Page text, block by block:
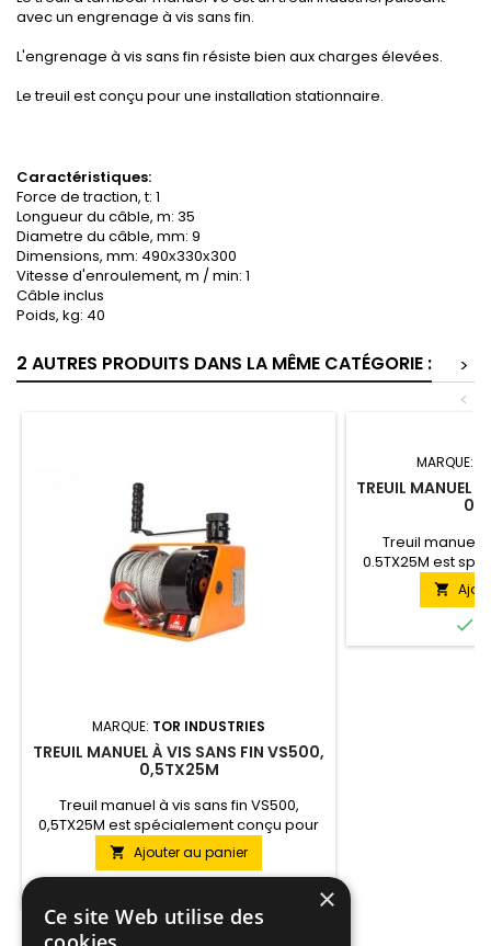
avec un engrenage à vis sans fin.
L'engrenage à vis sans fin résiste bien aux charges élevées.
Le treuil est conçu pour une installation stationnaire.
Caractéristiques:
Force de traction, t: 1
Longueur du câble, m: 35
Diametre du câble, mm: 9
Dimensions, mm: 490х330х300
Vitesse d'enroulement, m / min: 1
Câble inclus
Poids, kg: 40
2 AUTRES PRODUITS DANS LA MÊME CATÉGORIE :
>
<
MARQUE: TOR INDUSTRIES
TREUIL MANUEL À VIS SANS FIN VS500,
0,5TX25M
Treuil manuel à vis sans fin VS500,
0,5TX25M est spécialement conçu pour
les travaux à haute intensité. Ce treuil a
une force de traction de 0.5 tonne avec
 Ajouter au panier
MARQUE:
TREUIL MANUEL
Treuil manuel
0.5TX25M est
les travaux à
une force de
une longueur


×
Ce site Web utilise des